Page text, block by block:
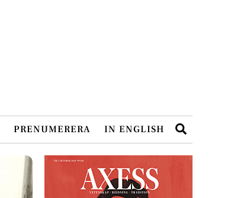
PRENUMERERA IN ENGLISH